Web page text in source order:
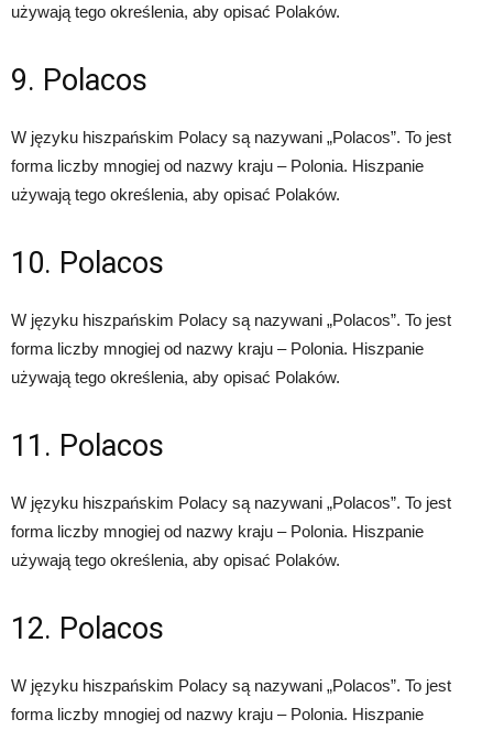
używają tego określenia, aby opisać Polaków.
9. Polacos
W języku hiszpańskim Polacy są nazywani „Polacos”. To jest
forma liczby mnogiej od nazwy kraju – Polonia. Hiszpanie
używają tego określenia, aby opisać Polaków.
10. Polacos
W języku hiszpańskim Polacy są nazywani „Polacos”. To jest
forma liczby mnogiej od nazwy kraju – Polonia. Hiszpanie
używają tego określenia, aby opisać Polaków.
11. Polacos
W języku hiszpańskim Polacy są nazywani „Polacos”. To jest
forma liczby mnogiej od nazwy kraju – Polonia. Hiszpanie
używają tego określenia, aby opisać Polaków.
12. Polacos
W języku hiszpańskim Polacy są nazywani „Polacos”. To jest
forma liczby mnogiej od nazwy kraju – Polonia. Hiszpanie